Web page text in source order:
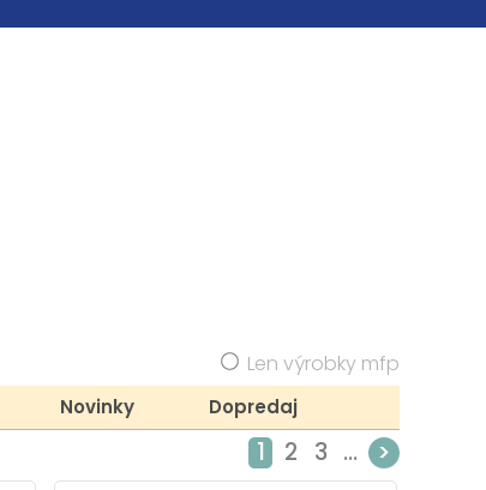
Len výrobky mfp
Novinky
Dopredaj
1 2 3 ... >